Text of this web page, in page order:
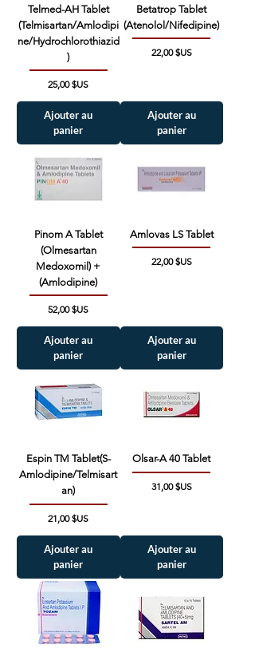
Telmed-AH Tablet
(Telmisartan/Amlodipi
ne/Hydrochlorothiazid
)
Prix
25,00 $US
Ajouter au
panier
Betatrop Tablet
(Atenolol/Nifedipine)
Prix
22,00 $US
Ajouter au
panier
Pinom A Tablet
(Olmesartan
Medoxomil) +
(Amlodipine)
Prix
52,00 $US
Ajouter au
panier
Amlovas LS Tablet
Prix
22,00 $US
Ajouter au
panier
Espin TM Tablet(S-
Amlodipine/Telmisart
an)
Prix
21,00 $US
Ajouter au
panier
Olsar-A 40 Tablet
Prix
31,00 $US
Ajouter au
panier